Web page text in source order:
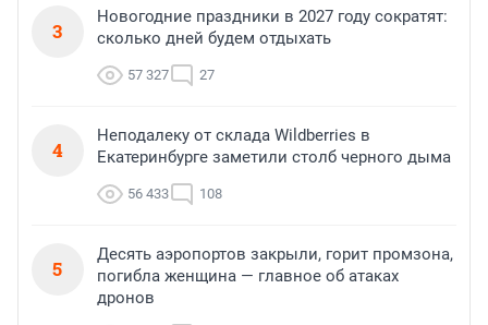
3
Новогодние праздники в 2027 году сократят:
сколько дней будем отдыхать
57 327 27
4
Неподалеку от склада Wildberries в
Екатеринбурге заметили столб черного дыма
56 433 108
5
Десять аэропортов закрыли, горит промзона,
погибла женщина — главное об атаках
дронов